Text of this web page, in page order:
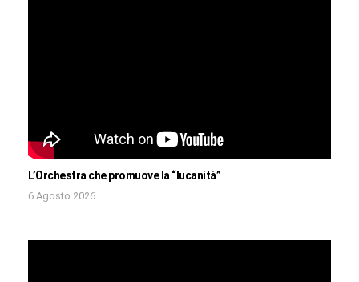
L’Orchestra che promuove la “lucanità”
6 Agosto 2026